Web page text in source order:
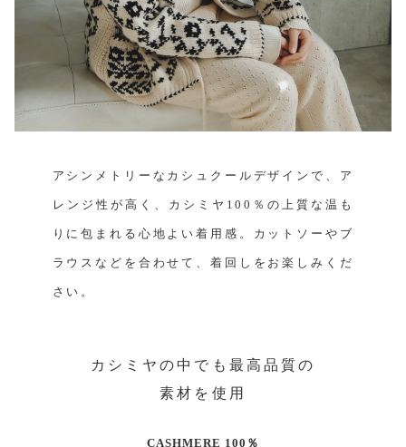
アシンメトリーなカシュクールデザインで、ア
レンジ性が高く、カシミヤ100％の上質な温も
りに包まれる心地よい着用感。カットソーやブ
ラウスなどを合わせて、着回しをお楽しみくだ
さい。
カシミヤの中でも最高品質の
素材を使用
CASHMERE 100％